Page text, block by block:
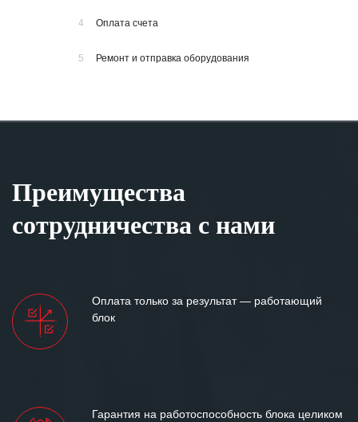
4 Оплата счета
5 Ремонт и отправка оборудования
Преимущества
сотрудничества с нами
Оплата только за результат — работающий
блок
Гарантия на работоспособность блока целиком